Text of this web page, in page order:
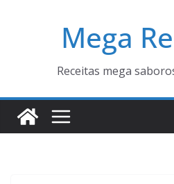
Mega
Receitas mega